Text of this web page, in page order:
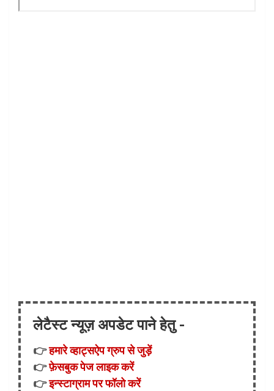
लेटैस्ट न्यूज़ अपडेट पाने हेतु -
👉हमारे व्हाट्सऐप ग्रुप से जुड़ें
👉फ़ेसबुक पेज लाइक करें
👉इन्स्टाग्राम पर फॉलो करें